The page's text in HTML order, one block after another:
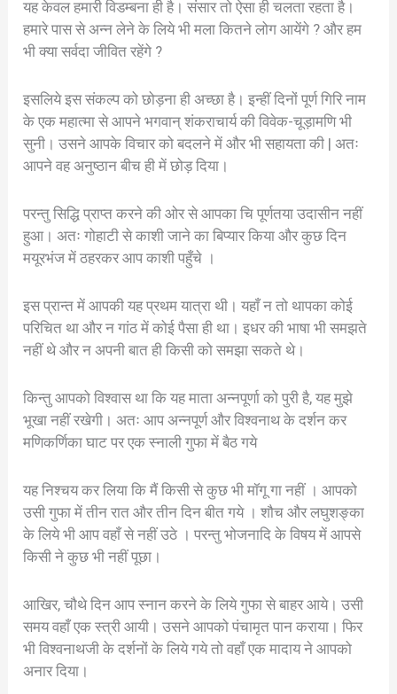
यह केवल हमारी विडम्बना ही है। संसार तो ऐसा ही चलता रहता है।
हमारे पास से अन्न लेने के लिये भी मला कितने लोग आयेंगे ? और हम
भी क्या सर्वदा जीवित रहेंगे ?
इसलिये इस संकल्प को छोड़ना ही अच्छा है। इन्हीं दिनों पूर्ण गिरि नाम
के एक महात्मा से आपने भगवान् शंकराचार्य की विवेक-चूड़ामणि भी
सुनी। उसने आपके विचार को बदलने में और भी सहायता की | अतः
आपने वह अनुष्ठान बीच ही में छोड़ दिया।
परन्तु सिद्धि प्राप्त करने की ओर से आपका चि पूर्णतया उदासीन नहीं
हुआ। अतः गोहाटी से काशी जाने का बिप्यार किया और कुछ दिन
मयूरभंज में ठहरकर आप काशी पहुँचे ।
इस प्रान्त में आपकी यह प्रथम यात्रा थी। यहाँ न तो थापका कोई
परिचित था और न गांठ में कोई पैसा ही था। इधर की भाषा भी समझते
नहीं थे और न अपनी बात ही किसी को समझा सकते थे।
किन्तु आपको विश्वास था कि यह माता अन्नपूर्णा को पुरी है, यह मुझे
भूखा नहीं रखेगी। अतः आप अन्नपूर्ण और विश्वनाथ के दर्शन कर
मणिकर्णिका घाट पर एक स्नाली गुफा में बैठ गये
यह निश्चय कर लिया कि मैं किसी से कुछ भी मॉगू गा नहीं । आपको
उसी गुफा में तीन रात और तीन दिन बीत गये । शौच और लघुशङ्का
के लिये भी आप वहाँ से नहीं उठे । परन्तु भोजनादि के विषय में आपसे
किसी ने कुछ भी नहीं पूछा।
आखिर, चौथे दिन आप स्नान करने के लिये गुफा से बाहर आये। उसी
समय वहाँ एक स्त्री आयी। उसने आपको पंचामृत पान कराया। फिर
भी विश्वनाथजी के दर्शनों के लिये गये तो वहाँ एक मादाय ने आपको
अनार दिया।